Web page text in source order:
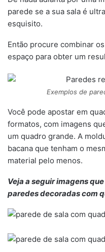
parede se a sua sala é
esquisito.
Então procure combinar
espaço para obter um
Exemplos de
Você pode apostar em
formatos, com imagens
um quadro grande. A
bacana que tenham o
material pelo menos.
Veja a seguir imagens
paredes decoradas com